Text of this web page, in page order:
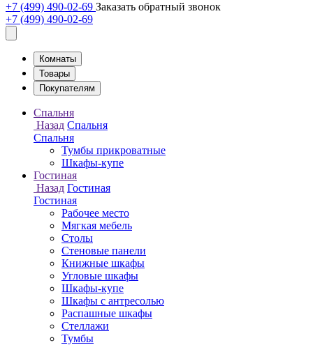
+7 (499) 490-02-69 Заказать обратный звонок
+7 (499) 490-02-69